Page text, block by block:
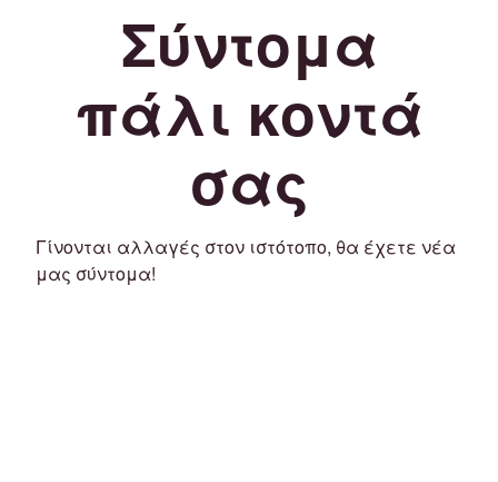
Σύντομα
πάλι κοντά
σας
Γίνονται αλλαγές στον ιστότοπο, θα έχετε νέα
μας σύντομα!